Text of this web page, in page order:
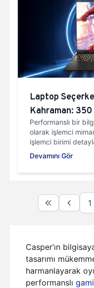
Laptop
Kahraman:
Performanslı bir
olarak işlemci
işlemci birimi
Devamını Gör
1
Casper’ın
tasarımı
harmanlayarak
performanslı